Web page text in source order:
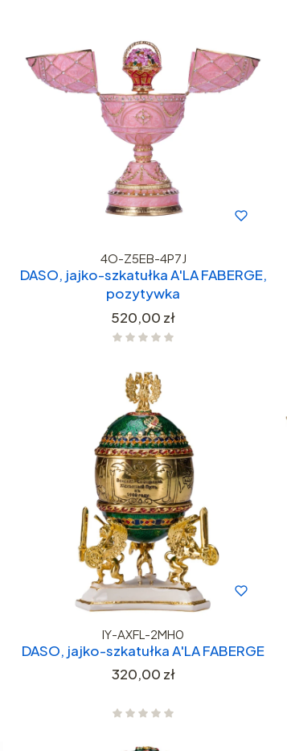
4O-Z5EB-4P7J
DASO, jajko-szkatułka A'LA FABERGE,
pozytywka
Cena
520,00 zł
IY-AXFL-2MH0
DASO, jajko-szkatułka A'LA FABERGE
Cena
320,00 zł